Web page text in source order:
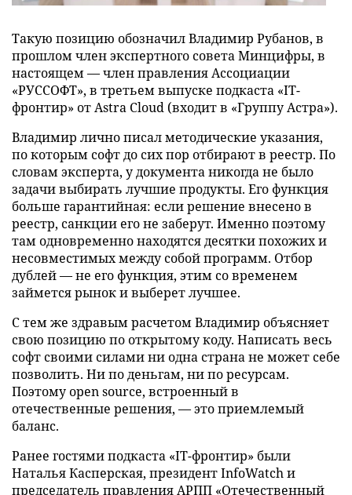
Такую позицию обозначил Владимир Рубанов, в
прошлом член экспертного совета Минцифры, в
настоящем — член правления Ассоциации
«РУССОФТ», в третьем выпуске подкаста «IT-
фронтир» от Astra Cloud (входит в «Группу Астра»).
Владимир лично писал методические указания,
по которым софт до сих пор отбирают в реестр. По
словам эксперта, у документа никогда не было
задачи выбирать лучшие продукты. Его функция
больше гарантийная: если решение внесено в
реестр, санкции его не заберут. Именно поэтому
там одновременно находятся десятки похожих и
несовместимых между собой программ. Отбор
дублей — не его функция, этим со временем
займется рынок и выберет лучшее.
С тем же здравым расчетом Владимир объясняет
свою позицию по открытому коду. Написать весь
софт своими силами ни одна страна не может себе
позволить. Ни по деньгам, ни по ресурсам.
Поэтому open source, встроенный в
отечественные решения, — это приемлемый
баланс.
Ранее гостями подкаста «IT-фронтир» были
Наталья Касперская, президент InfoWatch и
председатель правления АРПП «Отечественный